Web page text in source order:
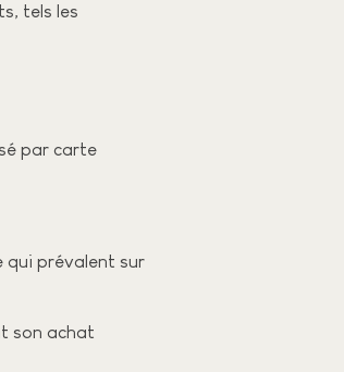
tels les
par carte
qui prévalent sur
son achat